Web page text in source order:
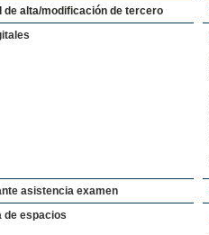
de alta/modificación de tercero
asistencia examen
de espacios